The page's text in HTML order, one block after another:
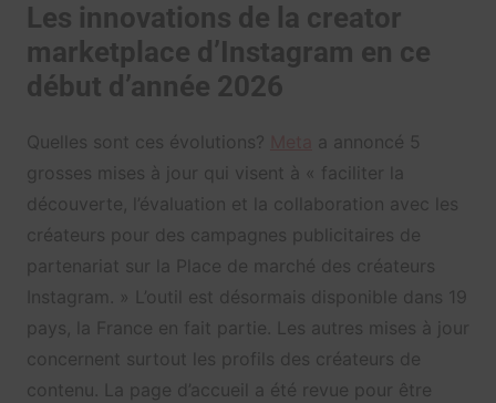
Les innovations de la creator
marketplace d’Instagram en ce
début d’année 2026
Quelles sont ces évolutions?
a annoncé 5
grosses mises à jour qui visent à «
faciliter la
découverte, l’évaluation et la collaboration avec les
créateurs pour des campagnes publicitaires de
partenariat sur la Place de marché des créateurs
Instagram.
» L’outil est désormais disponible dans 19
pays, la France en fait partie. Les autres mises à jour
concernent surtout les profils des créateurs de
contenu. La page d’accueil a été revue pour être